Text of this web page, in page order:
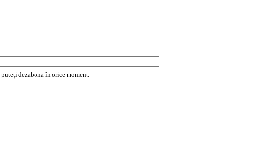
dezabona în orice moment.